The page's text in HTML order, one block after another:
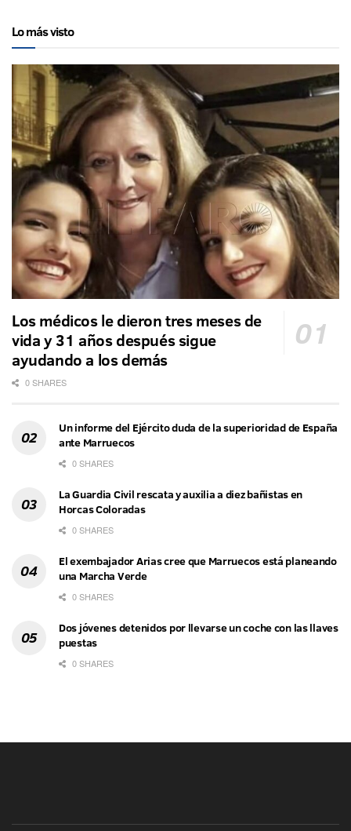
Lo más visto
Los médicos le dieron tres meses de
vida y 31 años después sigue
ayudando a los demás
0 SHARES
Un informe del Ejército duda de la superioridad de España
ante Marruecos
0 SHARES
La Guardia Civil rescata y auxilia a diez bañistas en
Horcas Coloradas
0 SHARES
El exembajador Arias cree que Marruecos está planeando
una Marcha Verde
0 SHARES
Dos jóvenes detenidos por llevarse un coche con las llaves
puestas
0 SHARES